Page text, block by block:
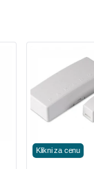
Klikni za cenu